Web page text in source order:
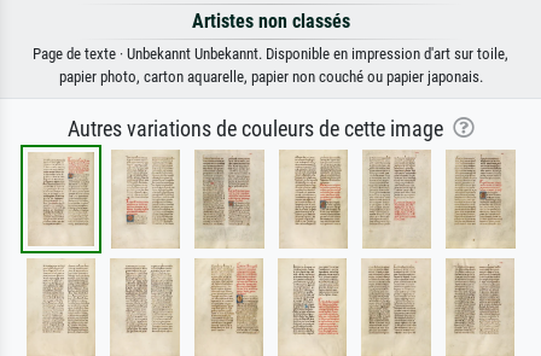
Artistes non classés
Page de texte · Unbekannt Unbekannt. Disponible en impression d'art sur toile,
papier photo, carton aquarelle, papier non couché ou papier japonais.
Autres variations de couleurs de cette image